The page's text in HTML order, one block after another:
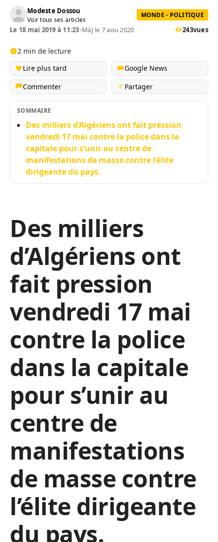
Modeste Dossou
Voir tous ses articles
MONDE - POLITIQUE
Le 18 mai 2019 à 11:23•MàJ le 7 aou 2020 243vues
2 min de lecture
Lire plus tard
Google News
Commenter
Partager
SOMMAIRE
Des milliers d’Algériens ont fait pression
vendredi 17 mai contre la police dans la
capitale pour s’unir au centre de
manifestations de masse contre l’élite
dirigeante du pays.
Des milliers
d’Algériens ont
fait pression
vendredi 17 mai
contre la police
dans la capitale
pour s’unir au
centre de
manifestations
de masse contre
l’élite dirigeante
du pays.